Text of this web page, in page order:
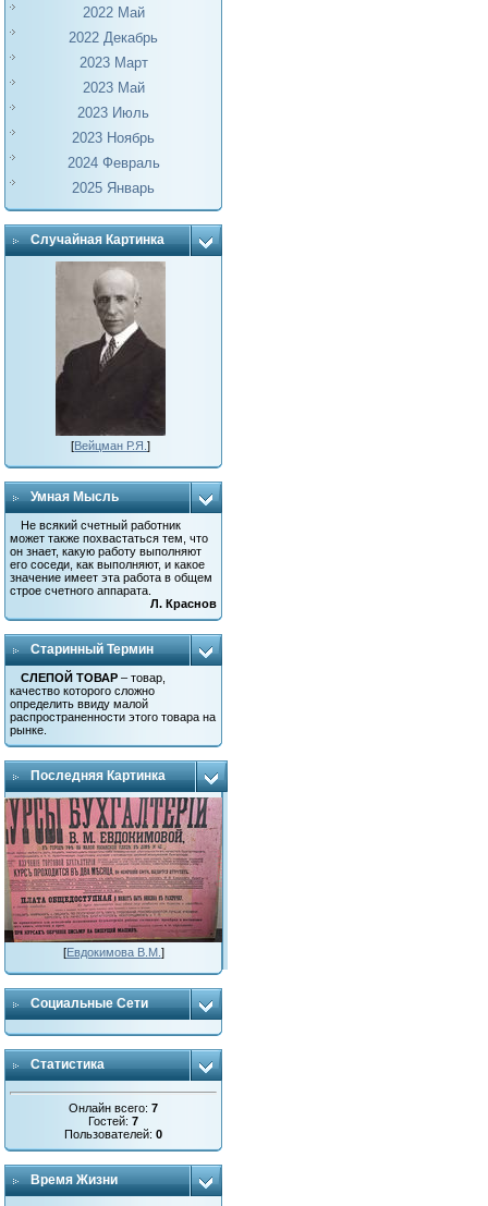
2022 Май
2022 Декабрь
2023 Март
2023 Май
2023 Июль
2023 Ноябрь
2024 Февраль
2025 Январь
Случайная Картинка
[Вейцман Р.Я.]
Умная Мысль
Не всякий счетный работник
может также похвастаться тем, что
он знает, какую работу выполняют
его соседи, как выполняют, и какое
значение имеет эта работа в общем
строе счетного аппарата.
Л. Краснов
Старинный Термин
СЛЕПОЙ ТОВАР – товар,
качество которого сложно
определить ввиду малой
распространенности этого товара на
рынке.
Последняя Картинка
[Евдокимова В.М. ]
Социальные Сети
Статистика
Онлайн всего:7
Гостей:7
Пользователей:0
Время Жизни